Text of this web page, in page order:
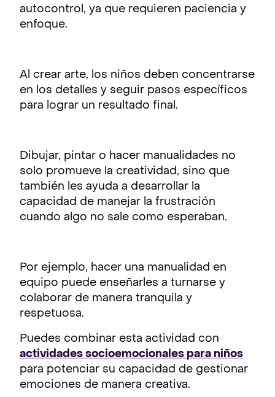
autocontrol, ya que requieren paciencia y
enfoque.
Al crear arte, los niños deben concentrarse
en los detalles y seguir pasos específicos
para lograr un resultado final.
Dibujar, pintar o hacer manualidades no
solo promueve la creatividad, sino que
también les ayuda a desarrollar la
capacidad de manejar la frustración
cuando algo no sale como esperaban.
Por ejemplo, hacer una manualidad en
equipo puede enseñarles a turnarse y
colaborar de manera tranquila y
respetuosa.
Puedes combinar esta actividad con
actividades socioemocionales para niños
para potenciar su capacidad de gestionar
emociones de manera creativa.